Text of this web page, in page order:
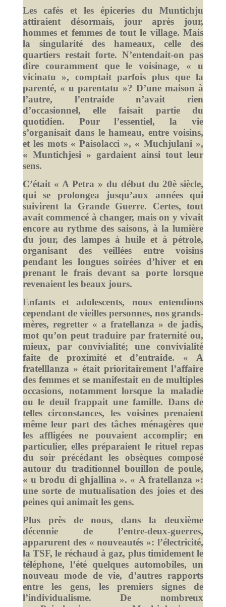
Les cafés et les épiceries du Muntichju
attiraient désormais, jour après jour,
hommes et femmes de tout le village. Mais
la singularité des hameaux, celle des
quartiers restait forte. N’entendait-on pas
dire couramment que le voisinage, « u
vicinatu », comptait parfois plus que la
parenté, « u parentatu »? D’une maison à
l’autre, l’entraide n’avait rien
d’occasionnel, elle faisait partie du
quotidien. Pour l’essentiel, la vie
s’organisait dans le hameau, entre voisins,
et les mots « Paisolacci », « Muchjulani »,
« Muntichjesi » gardaient ainsi tout leur
sens.
C’était « A Petra » du début du 20è siècle,
qui se prolongea jusqu’aux années qui
suivirent la Grande Guerre. Certes, tout
avait commencé à changer, mais on y vivait
encore au rythme des saisons, à la lumière
du jour, des lampes à huile et à pétrole,
organisant des veillées entre voisins
pendant les longues soirées d’hiver et en
prenant le frais devant sa porte lorsque
revenaient les beaux jours.
Enfants et adolescents, nous entendions
cependant de vieilles personnes, nos grands-
mères, regretter « a fratellanza » de jadis,
mot qu’on peut traduire par fraternité ou,
mieux, par convivialité; une convivialité
faite de proximité et d’entraide. « A
fratelllanza » était prioritairement l’affaire
des femmes et se manifestait en de multiples
occasions, notamment lorsque la maladie
ou le deuil frappait une famille. Dans de
telles circonstances, les voisines prenaient
même leur part des tâches ménagères que
les affligées ne pouvaient accomplir; en
particulier, elles préparaient le rituel repas
du soir précédant les obsèques composé
autour du traditionnel bouillon de poule,
« u brodu di ghjallina ». « A fratellanza »:
une sorte de mutualisation des joies et des
peines qui animait les gens.
Plus près de nous, dans la deuxième
décennie de l’entre-deux-guerres,
apparurent des « nouveautés »: l’électricité,
la TSF, le réchaud à gaz, plus timidement le
téléphone, l’été quelques automobiles, un
nouveau mode de vie, d’autres rapports
entre les gens, les premiers signes de
l’individualisme. De nombreux